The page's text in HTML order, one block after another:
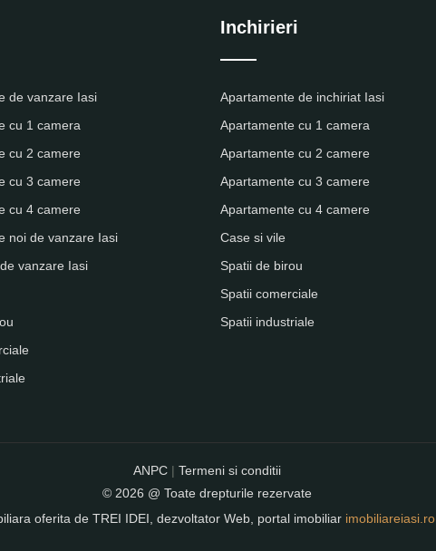
de vanzare Iasi
cu 1 camera
cu 2 camere
cu 3 camere
cu 4 camere
noi de vanzare Iasi
vanzare Iasi
Inchirieri
Apartamente de inchiriat Iasi
Apartamente cu 1 camera
Apartamente cu 2 camere
Apartamente cu 3 camere
Apartamente cu 4 camere
Case si vile
Spatii de birou
Spatii comerciale
Spatii industriale
ANPC| Termeni si conditii
© 2026 @ Toate drepturile rezervate
oferita de TREI IDEI , dezvoltator Web, portal imobiliar imobiliareiasi.ro